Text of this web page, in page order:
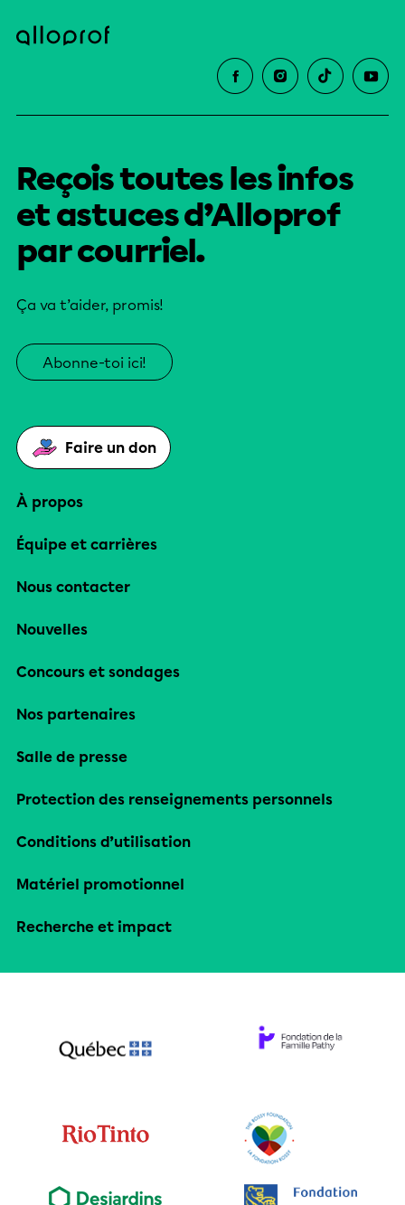
Reçois toutes les infos
et astuces d’Alloprof
par courriel.
Ça va t’aider, promis!
Abonne-toi ici!
Faire un don
À propos
Équipe et carrières
Nous contacter
Nouvelles
Concours et sondages
Nos partenaires
Salle de presse
Protection des renseignements personnels
Conditions d’utilisation
Matériel promotionnel
Recherche et impact